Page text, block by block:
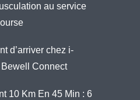
au service
d’arriver chez i-
Bewell Connect
10 Km En 45 Min : 6